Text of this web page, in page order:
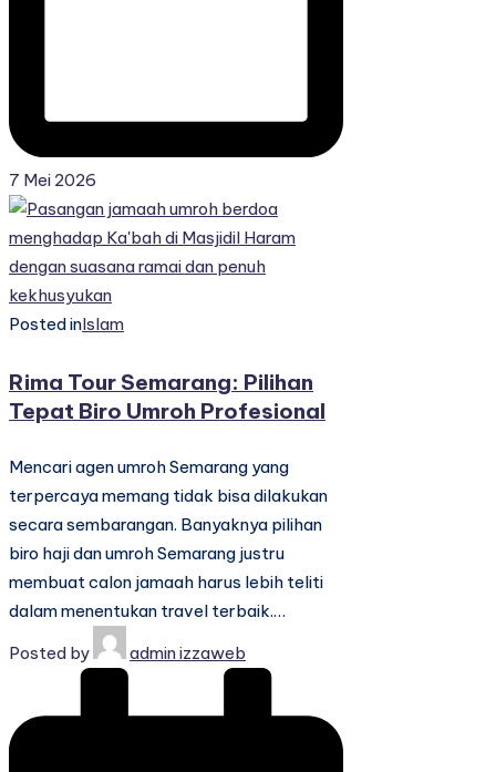
7 Mei 2026
Posted inIslam
Rima Tour Semarang: Pilihan
Tepat Biro Umroh Profesional
Mencari agen umroh Semarang yang
terpercaya memang tidak bisa dilakukan
secara sembarangan. Banyaknya pilihan
biro haji dan umroh Semarang justru
membuat calon jamaah harus lebih teliti
dalam menentukan travel terbaik.…
Posted by
admin izzaweb